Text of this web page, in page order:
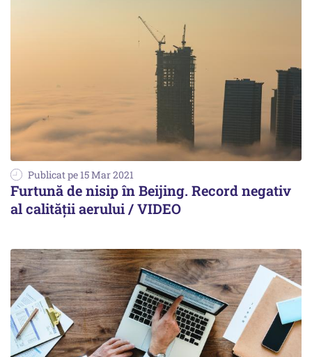
Publicat pe 15 Mar 2021
Furtună de nisip în Beijing. Record negativ
al calității aerului / VIDEO